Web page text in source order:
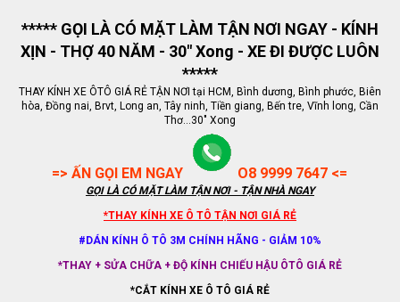
***** GỌI LÀ CÓ MẶT LÀM TẬN NƠI NGAY - KÍNH
XỊN - THỢ 40 NĂM - 30" Xong - XE ĐI ĐƯỢC LUÔN
*****
THAY KÍNH XE ÔTÔ GIÁ RẺ TẬN NƠI tại HCM, Bình dương, Bình phước, Biên
hòa, Đồng nai, Brvt, Long an, Tây ninh, Tiền giang, Bến tre, Vĩnh long, Cần
Thơ...30" Xong
=> ẤN GỌI EM NGAY O8 9999 7647 <=
GỌI LÀ CÓ MẶT LÀM TẬN NƠI - TẬN NHÀ NGAY
*THAY KÍNH XE Ô TÔ TẬN NƠI GIÁ RẺ
#DÁN KÍNH Ô TÔ 3M CHÍNH HÃNG - GIẢM 10%
*THAY + SỬA CHỮA + ĐỘ KÍNH CHIẾU HẬU ÔTÔ GIÁ RẺ
*CẮT KÍNH XE Ô TÔ GIÁ RẺ